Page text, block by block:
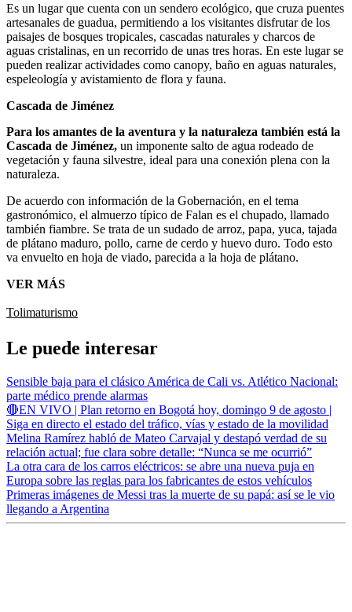
Es un lugar que cuenta con un sendero ecológico, que cruza puentes
artesanales de guadua, permitiendo a los visitantes disfrutar de los
paisajes de bosques tropicales, cascadas naturales y charcos de
aguas cristalinas, en un recorrido de unas tres horas. En este lugar se
pueden realizar actividades como canopy, baño en aguas naturales,
espeleología y avistamiento de flora y fauna.
Cascada de Jiménez
Para los amantes de la aventura y la naturaleza también está la
Cascada de Jiménez, un imponente salto de agua rodeado de
vegetación y fauna silvestre, ideal para una conexión plena con la
naturaleza.
De acuerdo con información de la Gobernación, en el tema
gastronómico, el almuerzo típico de Falan es el chupado, llamado
también fiambre. Se trata de un sudado de arroz, papa, yuca, tajada
de plátano maduro, pollo, carne de cerdo y huevo duro. Todo esto
va envuelto en hoja de viado, parecida a la hoja de plátano.
VER MÁS
Tolimaturismo
Le puede interesar
Sensible baja para el clásico América de Cali vs. Atlético Nacional:
parte médico prende alarmas
🔴EN VIVO | Plan retorno en Bogotá hoy, domingo 9 de agosto |
Siga en directo el estado del tráfico, vías y estado de la movilidad
Melina Ramírez habló de Mateo Carvajal y destapó verdad de su
relación actual; fue clara sobre detalle: “Nunca se me ocurrió”
La otra cara de los carros eléctricos: se abre una nueva puja en
Europa sobre las reglas para los fabricantes de estos vehículos
Primeras imágenes de Messi tras la muerte de su papá: así se le vio
llegando a Argentina